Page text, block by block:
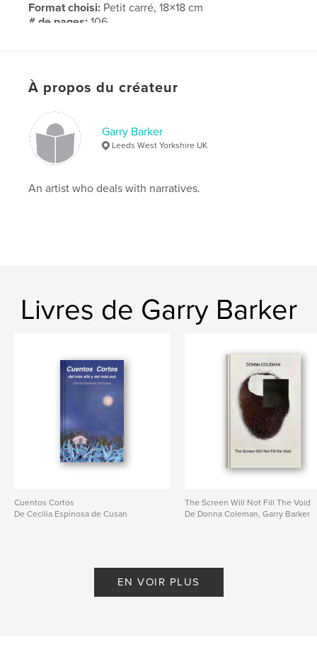
Format choisi: Petit carré, 18×18 cm
# de pages:106
Mots-clés
À propos du créateur
Garry Barker
Leeds West Yorkshire UK
An artist who deals with narratives.
Livres de Garry Barker
Cuentos Cortos
De Cecilia Espinosa de Cusan
The Screen Will Not Fill The Void
De Donna Coleman, Garry Barker
EN VOIR PLUS